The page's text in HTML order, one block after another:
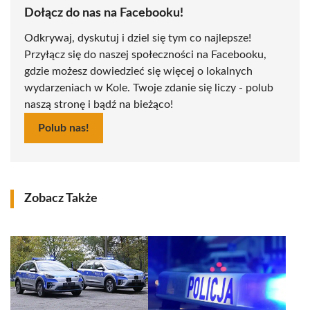
Dołącz do nas na Facebooku!
Odkrywaj, dyskutuj i dziel się tym co najlepsze!
Przyłącz się do naszej społeczności na Facebooku,
gdzie możesz dowiedzieć się więcej o lokalnych
wydarzeniach w Kole. Twoje zdanie się liczy - polub
naszą stronę i bądź na bieżąco!
Polub nas!
Zobacz Także